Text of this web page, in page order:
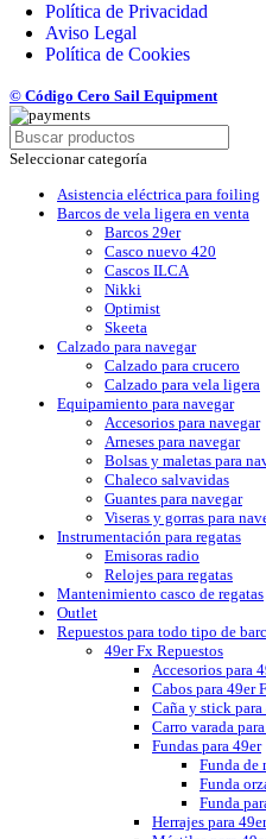
Política de Privacidad
Aviso Legal
Política de Cookies
© Código Cero Sail Equipment
Seleccionar categoría
Asistencia eléctrica para foiling
Barcos de vela ligera en venta
Barcos 29er
Casco nuevo 420
Cascos ILCA
Nikki
Optimist
Skeeta
Calzado para navegar
Calzado para crucero
Calzado para vela ligera
Equipamiento para navegar
Accesorios para navegar
Arneses para navegar
Bolsas y maletas para
Chaleco salvavidas
Guantes para navegar
Viseras y gorras para
Instrumentación para regatas
Emisoras radio
Relojes para regatas
Mantenimiento casco de regatas
Outlet
Repuestos para todo tipo de
49er Fx Repuestos
Accesorios para
Cabos para 49er
Caña y stick
Carro varada
Fundas para 49er
Funda de
Funda
Funda
Herrajes para 49er